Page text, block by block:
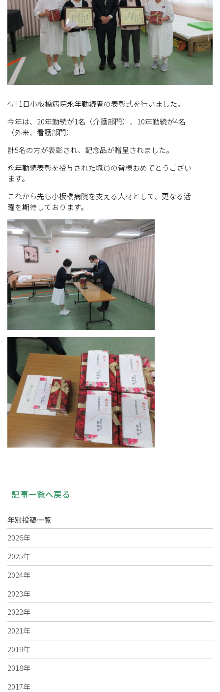
4月1日小板橋病院永年勤続者の表彰式を行いました。
今年は、20年勤続が1名（介護部門）、10年勤続が4名
（外来、看護部門）
計5名の方が表彰され、記念品が贈呈されました。
永年勤続表彰を授与された職員の皆様おめでとうござい
ます。
これから先も小板橋病院を支える人材として、更なる活
躍を期待しております。
記事一覧へ戻る
年別投稿一覧
2026年
2025年
2024年
2023年
2022年
2021年
2019年
2018年
2017年